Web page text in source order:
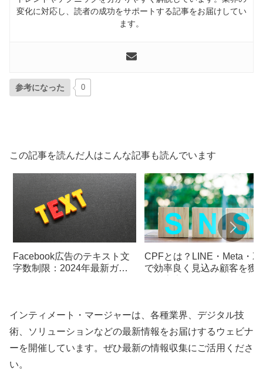
変化に対応し、読者の成功をサポートする記事をお届けしてい
ます。
参考になった 0
この記事を読んだ人はこんな記事も読んでいます
Facebook広告のテキスト文
字数制限：2024年最新ガイ
CPFとは？LINE・Meta・X
で効率良く見込み顧客を獲
インティメート・マージャーは、各種業界、デジタル技
術、ソリューションなどの最新情報をお届けするウェビナ
ーを開催しています。ぜひ最新の情報収集にご活用くださ
い。